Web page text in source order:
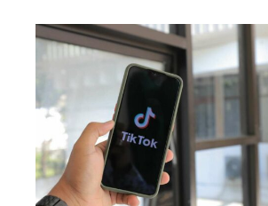
Maksymalizacja
zasięgu: Skuteczne
narzędzia do
publikacji
międzyplatformowych
na 2024 rok